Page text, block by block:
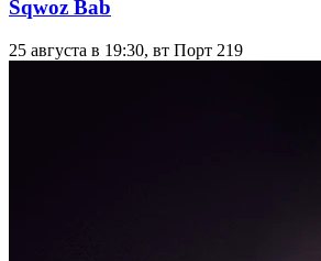
Sqwoz Bab
25 августа в 19:30, вт Порт 219